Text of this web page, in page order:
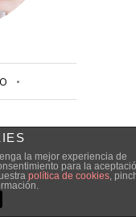
la mejor experiencia de
para la
política de cookies,